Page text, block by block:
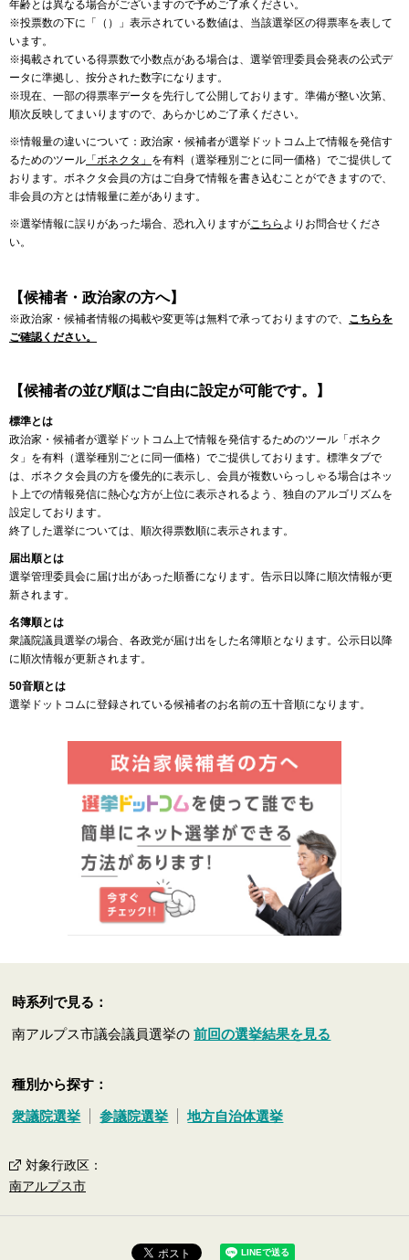
年齢とは異なる場合がございますので予めご了承ください。
※投票数の下に「（）」表示されている数値は、当該選挙区の得票率を表して
います。
※掲載されている得票数で小数点がある場合は、選挙管理委員会発表の公式デ
ータに準拠し、按分された数字になります。
※現在、一部の得票率データを先行して公開しております。準備が整い次第、
順次反映してまいりますので、あらかじめご了承ください。
※情報量の違いについて：政治家・候補者が選挙ドットコム上で情報を発信す
るためのツール 「ボネクタ」 を有料（選挙種別ごとに同一価格）でご提供して
おります。ボネクタ会員の方はご自身で情報を書き込むことができますので、
非会員の方とは情報量に差があります。
※選挙情報に誤りがあった場合、恐れ入りますがこちら よりお問合せくださ
い。
【候補者・政治家の方へ】
※政治家・候補者情報の掲載や変更等は無料で承っておりますので、 こちらを
ご確認ください。
【候補者の並び順はご自由に設定が可能です。】
標準とは
政治家・候補者が選挙ドットコム上で情報を発信するためのツール「ボネク
タ」を有料（選挙種別ごとに同一価格）でご提供しております。標準タブで
は、ボネクタ会員の方を優先的に表示し、会員が複数いらっしゃる場合はネッ
ト上での情報発信に熱心な方が上位に表示されるよう、独自のアルゴリズムを
設定しております。
終了した選挙については、順次得票数順に表示されます。
届出順とは
選挙管理委員会に届け出があった順番になります。告示日以降に順次情報が更
新されます。
名簿順とは
衆議院議員選挙の場合、各政党が届け出をした名簿順となります。公示日以降
に順次情報が更新されます。
50音順とは
選挙ドットコムに登録されている候補者のお名前の五十音順になります。
時系列で見る：
南アルプス市議会議員選挙の前回の選挙結果を見る
種別から探す：
衆議院選挙 参議院選挙 地方自治体選挙
対象行政区 ：
南アルプス市